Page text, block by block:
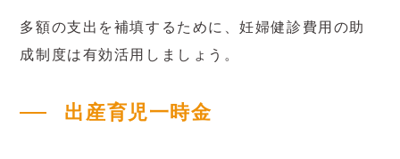
多額の支出を補填するために、妊婦健診費用の助
成制度は有効活用しましょう。
出産育児一時金